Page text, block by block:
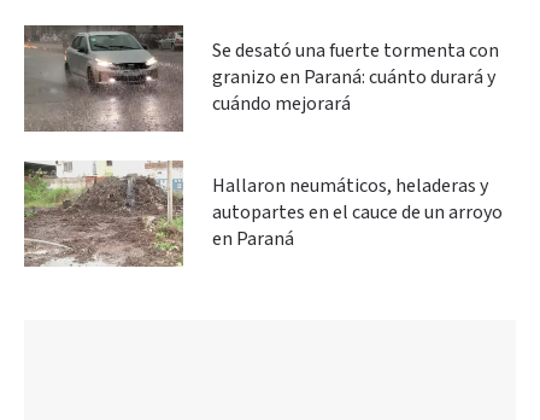
Se desató una fuerte tormenta con
granizo en Paraná: cuánto durará y
cuándo mejorará
Hallaron neumáticos, heladeras y
autopartes en el cauce de un arroyo
en Paraná